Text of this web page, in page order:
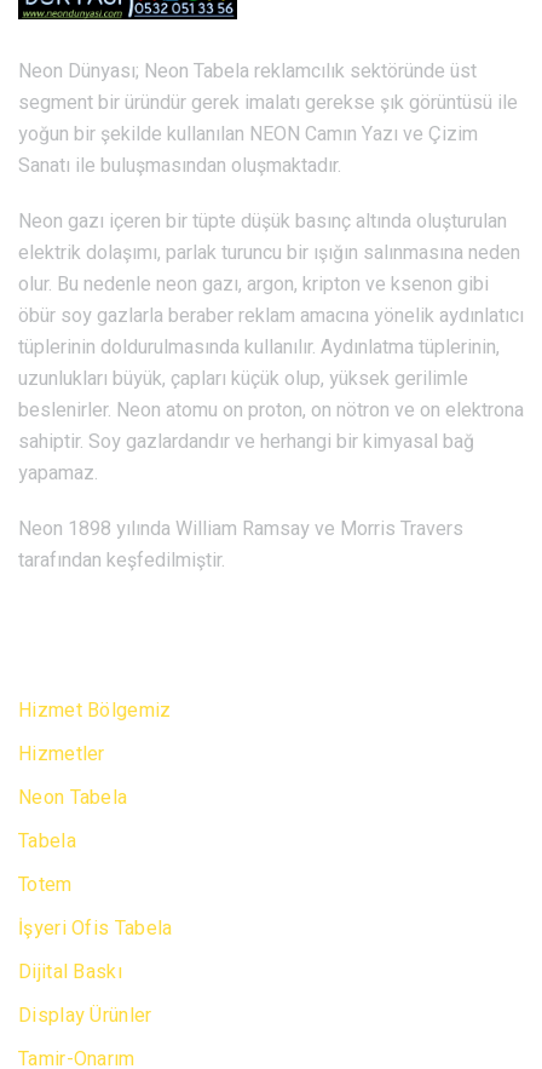
Neon Dünyası; Neon Tabela reklamcılık sektöründe üst
segment bir üründür gerek imalatı gerekse şık görüntüsü ile
yoğun bir şekilde kullanılan NEON Camın Yazı ve Çizim
Sanatı ile buluşmasından oluşmaktadır.
Neon gazı içeren bir tüpte düşük basınç altında oluşturulan
elektrik dolaşımı, parlak turuncu bir ışığın salınmasına neden
olur. Bu nedenle neon gazı, argon, kripton ve ksenon gibi
öbür soy gazlarla beraber reklam amacına yönelik aydınlatıcı
tüplerinin doldurulmasında kullanılır. Aydınlatma tüplerinin,
uzunlukları büyük, çapları küçük olup, yüksek gerilimle
beslenirler. Neon atomu on proton, on nötron ve on elektrona
sahiptir. Soy gazlardandır ve herhangi bir kimyasal bağ
yapamaz.
Neon 1898 yılında William Ramsay ve Morris Travers
tarafından keşfedilmiştir.
Hizmet Bölgemiz
Hizmetler
Neon Tabela
Tabela
Totem
İşyeri Ofis Tabela
Dijital Baskı
Display Ürünler
Tamir-Onarım